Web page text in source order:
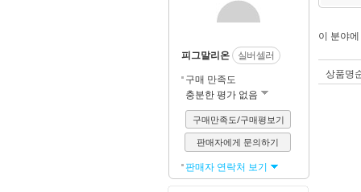
피그말리온
실버셀러
구매 만족도
충분한 평가 없음
구매만족도/구매평보기
판매자에게 문의하기
판매자 연락처 보기
이 분야에
상품명